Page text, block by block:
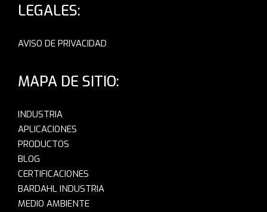
LEGALES:
AVISO DE PRIVACIDAD
MAPA DE SITIO:
INDUSTRIA
APLICACIONES
PRODUCTOS
BLOG
CERTIFICACIONES
BARDAHL INDUSTRIA
MEDIO AMBIENTE